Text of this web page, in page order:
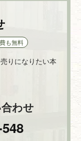
も無料
りになりたい本
わせ